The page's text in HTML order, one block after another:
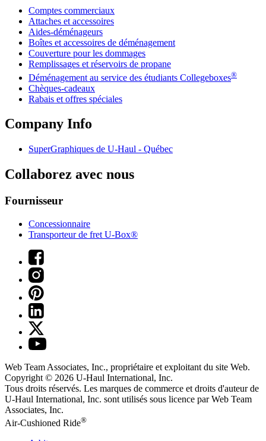
Comptes commerciaux
Attaches et accessoires
Aides-déménageurs
Boîtes et accessoires de déménagement
Couverture pour les dommages
Remplissages et réservoirs de propane
Déménagement au service des étudiants Collegeboxes®
Chèques-cadeaux
Rabais et offres spéciales
Company Info
SuperGraphiques de U-Haul - Québec
Collaborez avec nous
Fournisseur
Concessionnaire
Transporteur de fret U-Box®
Web Team Associates, Inc., propriétaire et exploitant du site Web.
Copyright © 2026 U-Haul International, Inc.
Tous droits réservés. Les marques de commerce et droits d'auteur de
U-Haul International, Inc. sont utilisés sous licence par Web Team
Associates, Inc.
Air-Cushioned Ride®